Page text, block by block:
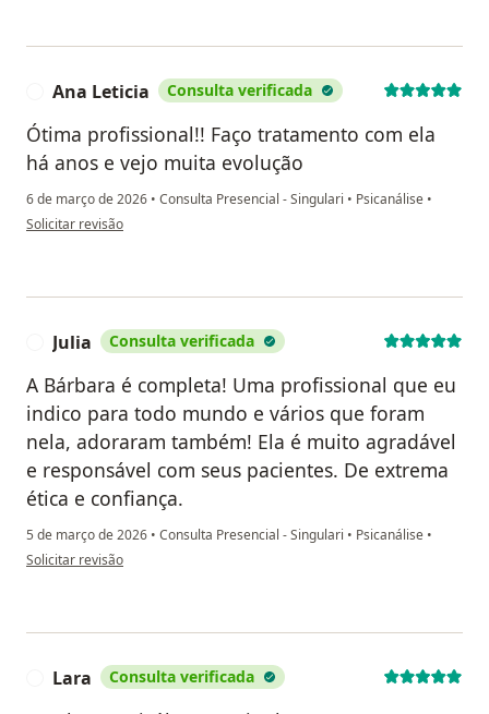
Ana Leticia Consulta verificada
Ótima profissional!! Faço tratamento com ela
há anos e vejo muita evolução
6 de março de 2026 • Consulta Presencial - Singulari • Psicanálise •
na opinião do utilizador Ana Leticia
Solicitar revisão
Julia Consulta verificada
A Bárbara é completa! Uma profissional que eu
indico para todo mundo e vários que foram
nela, adoraram também! Ela é muito agradável
e responsável com seus pacientes. De extrema
ética e confiança.
5 de março de 2026 • Consulta Presencial - Singulari • Psicanálise •
na opinião do utilizador Julia
Solicitar revisão
Lara Consulta verificada